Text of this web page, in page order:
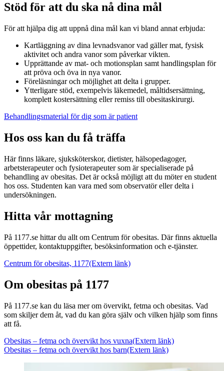
Stöd för att du ska nå dina mål
För att hjälpa dig att uppnå dina mål kan vi bland annat erbjuda:
Kartläggning av dina levnadsvanor vad gäller mat, fysisk
aktivitet och andra vanor som påverkar vikten.
Upprättande av mat- och motionsplan samt handlingsplan för
att pröva och öva in nya vanor.
Föreläsningar och möjlighet att delta i grupper.
Ytterligare stöd, exempelvis läkemedel, måltidsersättning,
komplett kostersättning eller remiss till obesitaskirurgi.
Behandlingsmaterial för dig som är patient
Hos oss kan du få träffa
Här finns läkare, sjuksköterskor, dietister, hälsopedagoger,
arbetsterapeuter och fysioterapeuter som är specialiserade på
behandling av obesitas. Det är också möjligt att du möter en student
hos oss. Studenten kan vara med som observatör eller delta i
undersökningen.
Hitta vår mottagning
På 1177.se hittar du allt om Centrum för obesitas. Där finns aktuella
öppettider, kontaktuppgifter, besöksinformation och e-tjänster.
Centrum för obesitas, 1177(Extern länk)
Om obesitas på 1177
På 1177.se kan du läsa mer om övervikt, fetma och obesitas. Vad
som skiljer dem åt, vad du kan göra själv och vilken hjälp som finns
att få.
Obesitas – fetma och övervikt hos vuxna(Extern länk)
Obesitas – fetma och övervikt hos barn(Extern länk)